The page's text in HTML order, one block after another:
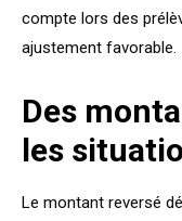
compte lors des
ajustement favorable.
Des
les
Le montant reversé